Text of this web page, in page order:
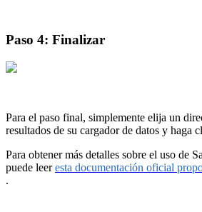
Paso 4: Finalizar
Para el paso final, simplemente elija un
resultados de su cargador de datos y haga
Para obtener más detalles sobre el uso de
puede leeresta documentación oficial
.